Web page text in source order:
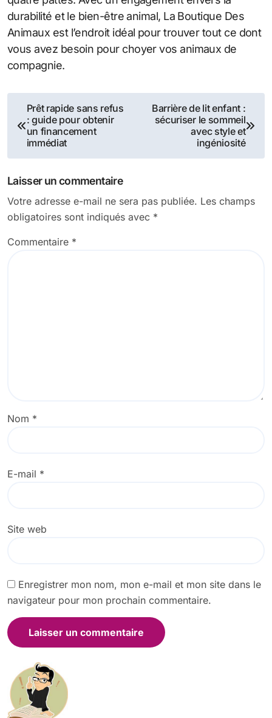
durabilité et le bien-être animal, La Boutique Des
Animaux est l’endroit idéal pour trouver tout ce dont
vous avez besoin pour choyer vos animaux de
compagnie.
Navigation
de
l’article
Prêt rapide sans refus
: guide pour obtenir
un financement
immédiat
Barrière de lit enfant :
sécuriser le sommeil
avec style et
ingéniosité
Laisser un commentaire
Votre adresse e-mail ne sera pas publiée. Les champs
obligatoires sont indiqués avec *
Commentaire *
Nom *
E-mail *
Site web
Enregistrer mon nom, mon e-mail et mon site dans le
navigateur pour mon prochain commentaire.